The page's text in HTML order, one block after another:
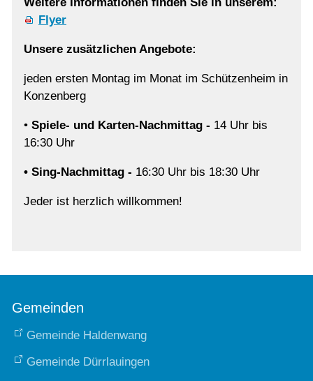
Weitere Informationen finden Sie in unserem:
Flyer
Unsere zusätzlichen Angebote:
jeden ersten Montag im Monat im Schützenheim in
Konzenberg
• Spiele- und Karten-Nachmittag - 14 Uhr bis
16:30 Uhr
• Sing-Nachmittag - 16:30 Uhr bis 18:30 Uhr
Jeder ist herzlich willkommen!
Gemeinden
Gemeinde Haldenwang
Gemeinde Dürrlauingen